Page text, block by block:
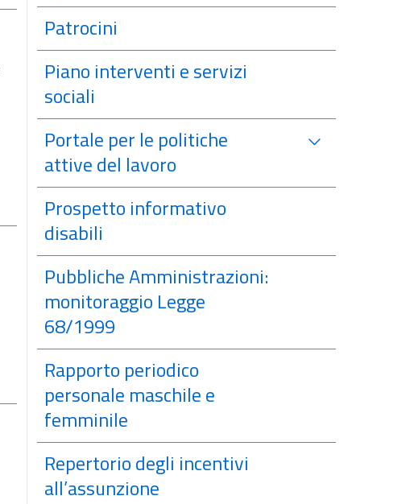
Patrocini
Piano interventi e servizi
sociali
Portale per le politiche
attive del lavoro
Prospetto informativo
disabili
Pubbliche Amministrazioni:
monitoraggio Legge
68/1999
Rapporto periodico
personale maschile e
femminile
Repertorio degli incentivi
all’assunzione